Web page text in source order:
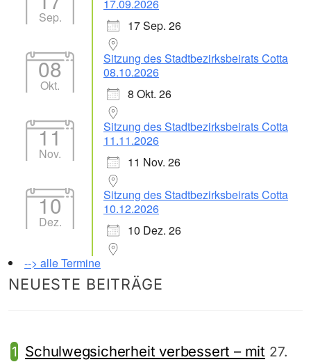
Sep.
17.09.2026
17 Sep. 26
08
Okt.
Sitzung des Stadtbezirksbeirats Cotta
08.10.2026
8 Okt. 26
11
Nov.
Sitzung des Stadtbezirksbeirats Cotta
11.11.2026
11 Nov. 26
10
Dez.
Sitzung des Stadtbezirksbeirats Cotta
10.12.2026
10 Dez. 26
--> alle Termine
NEUESTE BEITRÄGE
Schulwegsicherheit verbessert – mit 27.